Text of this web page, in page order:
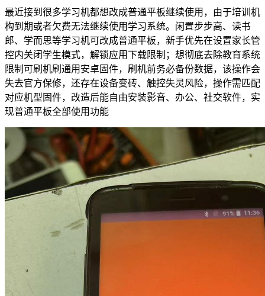
最近接到很多学习机都想改成普通平板继续使用，由于培训机
构到期或者欠费无法继续使用学习系统。闲置步步高、读书
郎、学而思等学习机可改成普通平板，新手优先在设置家长管
控内关闭学生模式，解锁应用下载限制；想彻底去除教育系统
限制可刷机刷通用安卓固件，刷机前务必备份数据，该操作会
失去官方保修，还存在设备变砖、触控失灵风险，操作需匹配
对应机型固件，改造后能自由安装影音、办公、社交软件，实
现普通平板全部使用功能